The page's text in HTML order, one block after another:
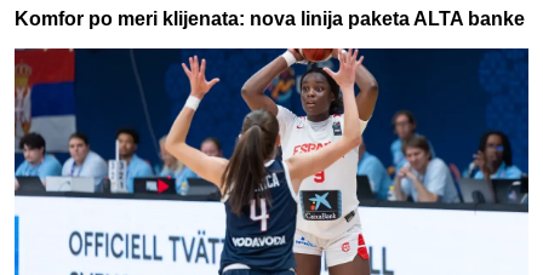
Komfor po meri klijenata: nova linija paketa ALTA banke